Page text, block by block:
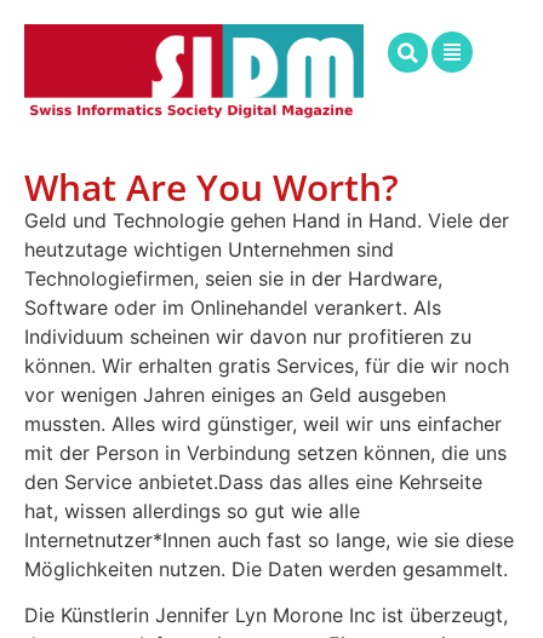
What Are You Worth?
Geld und Technologie gehen Hand in Hand. Viele der
heutzutage wichtigen Unternehmen sind
Technologiefirmen, seien sie in der Hardware,
Software oder im Onlinehandel verankert. Als
Individuum scheinen wir davon nur profitieren zu
können. Wir erhalten gratis Services, für die wir noch
vor wenigen Jahren einiges an Geld ausgeben
mussten. Alles wird günstiger, weil wir uns einfacher
mit der Person in Verbindung setzen können, die uns
den Service anbietet.Dass das alles eine Kehrseite
hat, wissen allerdings so gut wie alle
Internetnutzer*Innen auch fast so lange, wie sie diese
Möglichkeiten nutzen. Die Daten werden gesammelt.
Die Künstlerin Jennifer Lyn Morone Inc ist überzeugt,